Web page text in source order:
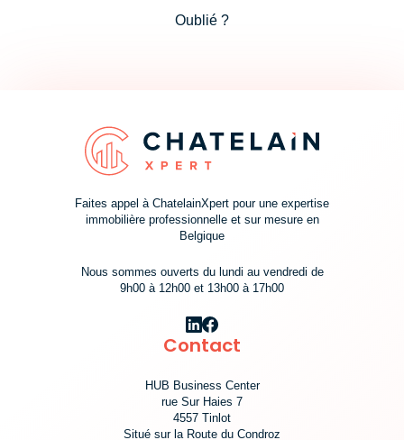
Oublié ?
Faites appel à ChatelainXpert pour une expertise
immobilière professionnelle et sur mesure en
Belgique
Nous sommes ouverts du lundi au vendredi de
9h00 à 12h00 et 13h00 à 17h00
Contact
HUB Business Center
rue Sur Haies 7
4557 Tinlot
Situé sur la Route du Condroz